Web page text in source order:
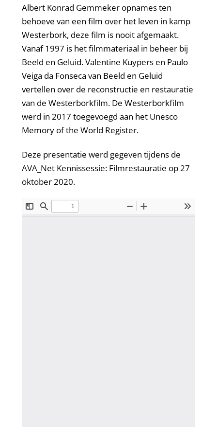
Albert Konrad Gemmeker opnames ten
behoeve van een film over het leven in kamp
Westerbork, deze film is nooit afgemaakt.
Vanaf 1997 is het filmmateriaal in beheer bij
Beeld en Geluid. Valentine Kuypers en Paulo
Veiga da Fonseca van Beeld en Geluid
vertellen over de reconstructie en restauratie
van de Westerborkfilm. De Westerborkfilm
werd in 2017 toegevoegd aan het Unesco
Memory of the World Register.
Deze presentatie werd gegeven tijdens de
AVA_Net Kennissessie: Filmrestauratie op 27
oktober 2020.